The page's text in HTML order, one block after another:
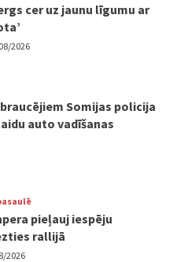
cer uz jaunu līgumu ar
2026
braucējiem Somijas policija
auto vadīšanas
pieļauj iespēju
rallijā
2026